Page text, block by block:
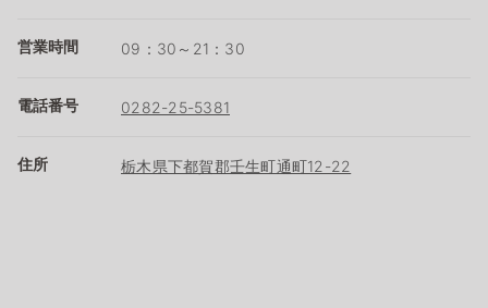
営業時間 09：30～21：30
電話番号 0282-25-5381
住所 栃木県下都賀郡壬生町通町12-22